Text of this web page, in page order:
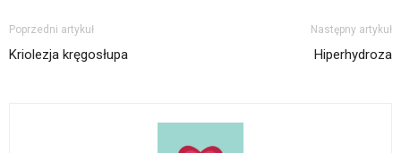
Poprzedni artykuł
Kriolezja kręgosłupa
Następny artykuł
Hiperhydroza